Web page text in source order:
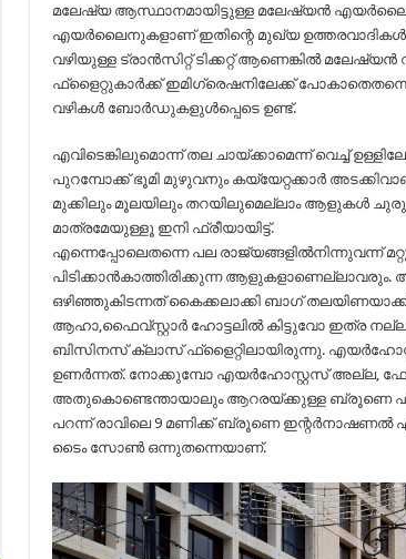
മലേഷ്യ ആസ്ഥാനമായിട്ടുള്ള മലേഷ്യൻ
എയർലൈനുകളാണ് ഇതിന്റെ മുഖ്യ
വഴിയുള്ള ട്രാൻസിറ്റ് ടിക്കറ്റ് ആണെങ്കിൽ
ഫ്ളൈറ്റുകാർക്ക് ഇമിഗ്രെഷനിലേക്ക്
വഴികൾ ബോർഡുകളുൾപ്പെടെ ഉണ്ട്.
എവിടെങ്കിലുമൊന്ന് തല ചായ്‌ക്കാമെന്ന് വെച്ച്
പുറമ്പോക്ക് ഭൂമി മുഴുവനും കയ്യേറ്റക്കാർ
മുക്കിലും മൂലയിലും തറയിലുമെല്ലാം ആളുകൾ
മാത്രമേയുള്ളൂ ഇനി ഫ്രീയായിട്ട്.
എന്നെപ്പോലെതന്നെ പല രാജ്യങ്ങളിൽനിന്നുവന്ന്
പിടിക്കാൻകാത്തിരിക്കുന്ന ആളുകളാണെല്ലാവരും.
ഒഴിഞ്ഞുകിടന്നത് കൈക്കലാക്കി ബാഗ്
ആഹാ,ഫൈവ്സ്റ്റാർ ഹോട്ടലിൽ കിട്ടുവോ ഇത്ര നല്ല
ബിസിനസ് ക്ലാസ് ഫ്ളൈറ്റിലായിരുന്നു.
ഉണർന്നത്. നോക്കുമ്പോ എയർഹോസ്റ്റസ് അല്ല,
അതുകൊണ്ടെന്തായാലും ആറരയ്ക്കുള്ള ബ്രൂണെ
പറന്ന് രാവിലെ 9 മണിക്ക് ബ്രൂണെ ഇന്റർനാഷണൽ
ടൈം സോൺ ഒന്നുതന്നെയാണ്.